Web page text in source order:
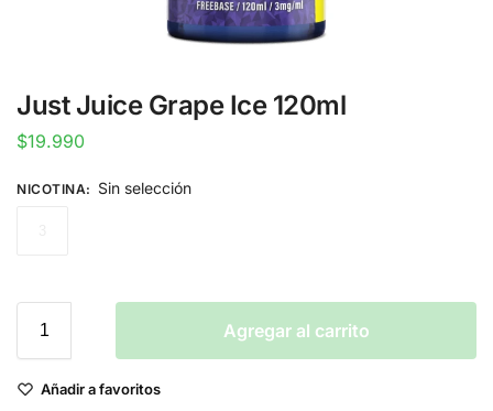
Just Juice Grape Ice 120ml
$19.990
NICOTINA: Sin selección
Agregar al carrito
Añadir a favoritos